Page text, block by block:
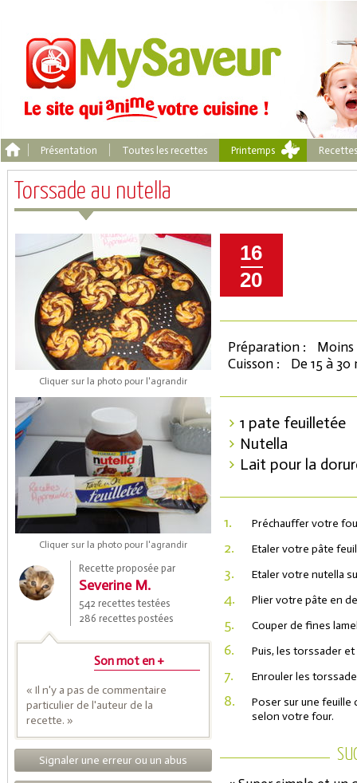
Présentation Toutes les recettes Printemps
Torssade au nutella
Cliquer sur la photo pour l'agrandir
Cliquer sur la photo pour l'agrandir
Recette proposée par
Severine M.
542 recettes testées
286 recettes postées
Son mot en +
« Il n'y a pas de commentaire
particulier de l'auteur de la
recette. »
Signaler une erreur ou un abus
16
20
Préparation :
Moins
Cuisson :
De 15 à
1 pate feuilletée
Nutella
Lait pour la
1. Préchauffer votre
2. Etaler votre pâte
3. Etaler votre nutella
4. Plier votre pâte en
5. Couper de fines
6. Puis, les torssader
7. Enrouler les
8.
Poser sur une feuille
selon votre four.
Saveurs de l'Année